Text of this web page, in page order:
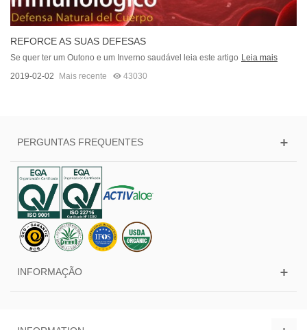
REFORCE AS SUAS DEFESAS
Se quer ter um Outono e um Inverno saudável leia este artigo Leia mais
2019-02-02
Mais recente 43030
PERGUNTAS FREQUENTES
INFORMAÇÃO